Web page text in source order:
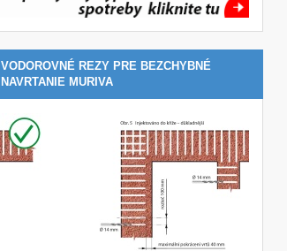
VODOROVNÉ REZY PRE BEZCHYBNÉ
NAVRTANIE MURIVA